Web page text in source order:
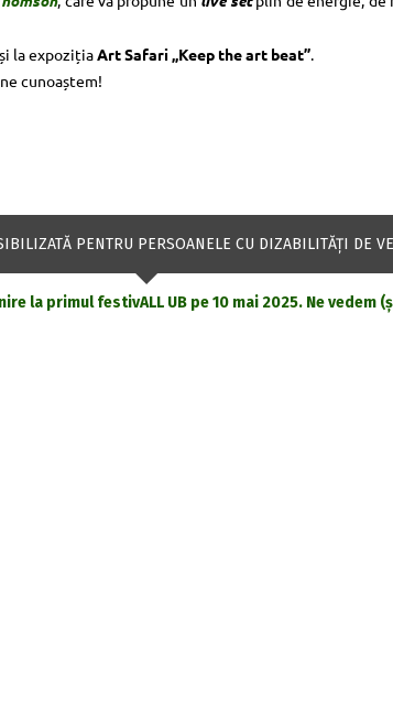
la expozițiaArt Safari „Keep the art beat”.
cunoaștem!
PENTRU PERSOANELE CU DIZABILITĂŢI DE
la primul festivALL UB pe 10 mai 2025. Ne vedem